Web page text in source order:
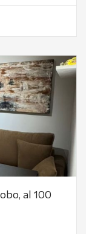
al 100